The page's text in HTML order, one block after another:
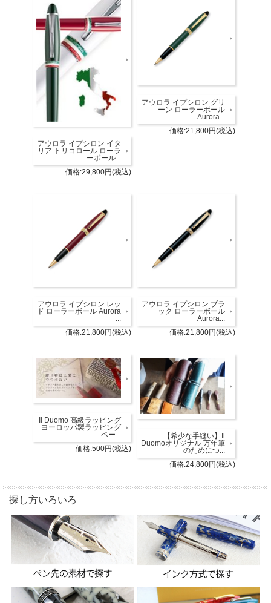
アウロラ イプシロン イタ
リア トリコロール ローラ
ーボール...
価格:29,800円(税込)
アウロラ イプシロン グリ
ーン ローラーボール
Aurora...
価格:21,800円(税込)
アウロラ イプシロン レッ
ド ローラーボール Aurora
...
価格:21,800円(税込)
アウロラ イプシロン ブラ
ック ローラーボール
Aurora...
価格:21,800円(税込)
Il Duomo 高級ラッピング
ヨーロッパ製ラッピング
ペー...
価格:500円(税込)
【希少な手縫い】Il
Duomoオリジナル 万年筆
のためにつ...
価格:24,800円(税込)
探し方いろいろ